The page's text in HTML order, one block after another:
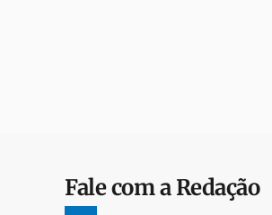
Fale com a Redação